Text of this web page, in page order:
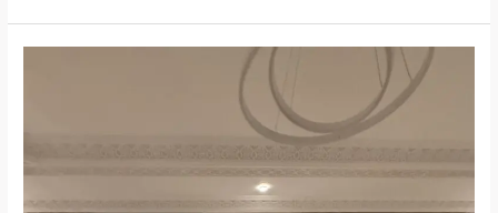
Vitrage
Argon